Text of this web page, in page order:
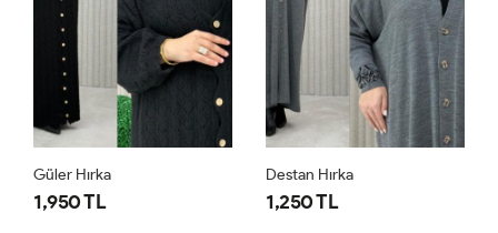
Güler Hırka
1,950 TL
Destan Hırka
1,250 TL